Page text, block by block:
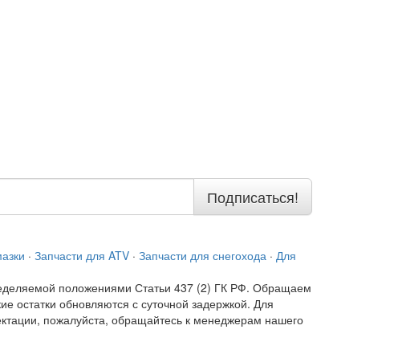
Подписаться!
· Запчасти для ATV · Запчасти для снегохода · Для
положениями Статьи 437 (2) ГК РФ. Обращаем
остатки обновляются с суточной задержкой. Для
пожалуйста, обращайтесь к менеджерам нашего